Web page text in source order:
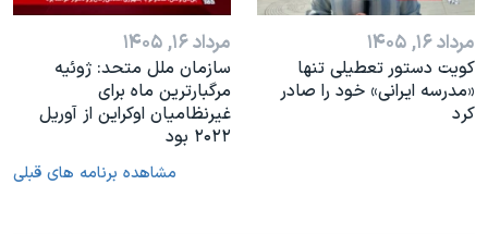
مرداد ۱۶, ۱۴۰۵
کویت دستور تعطیلی تنها
«مدرسه ایرانی» خود را صادر
کرد
مرداد ۱۶, ۱۴۰۵
سازمان ملل متحد: ژوئیه
مرگبارترین ماه برای
غیرنظامیان اوکراین از آوریل
۲۰۲۲ بود
مشاهده برنامه های قبلی